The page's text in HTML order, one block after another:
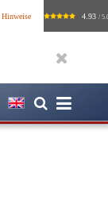
Hinweise 4.93 /